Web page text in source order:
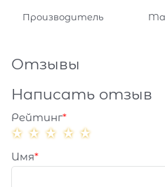
Производитель
Отзывы
Написать отзыв
Рейтинг
Имя